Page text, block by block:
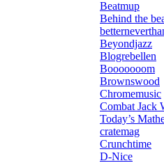
Beatmup
Behind the
Beyondjazz
Blogrebellen
Booooooom
Brownswood
Chromemusic
Combat Jack
Today’s
cratemag
Crunchtime
D-Nice